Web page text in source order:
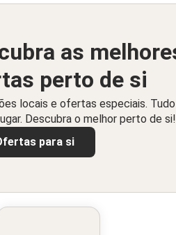
as
perto de si
locais e ofertas especiais. Tudo
Descubra o melhor perto de si!
para si